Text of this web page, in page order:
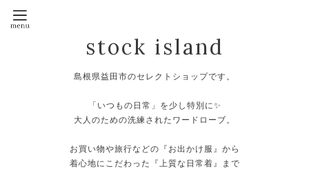
stock island
島根県益田市のセレクトショップです。
「いつもの日常」を少し特別に✨
大人のための洗練されたワードローブ。
お買い物や旅行などの『お出かけ服』から
着心地にこだわった『上質な日常着』まで